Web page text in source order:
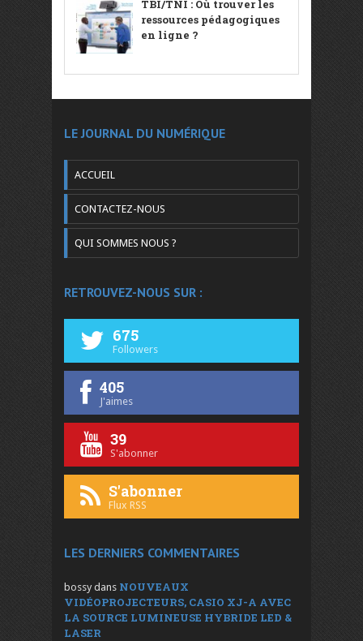
TBI/TNI : Où trouver les
ressources pédagogiques
en ligne ?
LE JOURNAL DU NUMÉRIQUE
ACCUEIL
CONTACTEZ-NOUS
QUI SOMMES NOUS ?
RETROUVEZ-NOUS SUR :
675
Followers
405
J'aimes
39
S'abonner
S'abonner
Flux RSS
LES DERNIERS COMMENTAIRES
bossy dans NOUVEAUX
VIDÉOPROJECTEURS, CASIO XJ-A AVEC
LA SOURCE LUMINEUSE HYBRIDE LED &
LASER